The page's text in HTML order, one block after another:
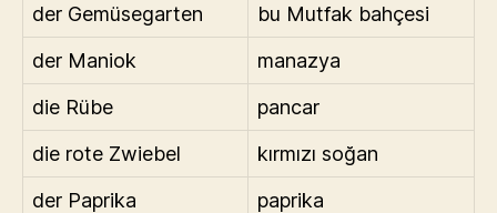
der Gemüsegarten
bu Mutfak bahçesi
der Maniok
manazya
die Rübe
pancar
die rote Zwiebel
kırmızı soğan
der Paprika
paprika